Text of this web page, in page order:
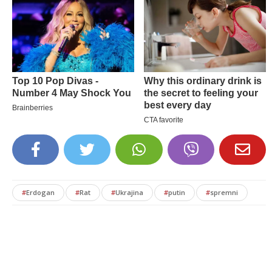
#Erdogan #Rat #Ukrajina #putin #spremni